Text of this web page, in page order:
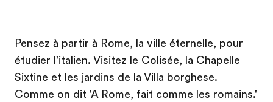
Qui sommes-nous ?
EF recrute
Rejoignez nos équipes
Pensez à partir à Rome, la ville éternelle, pour
étudier l'italien. Visitez le Colisée, la Chapelle
Sixtine et les jardins de la Villa borghese.
Comme on dit 'A Rome, fait comme les romains.'